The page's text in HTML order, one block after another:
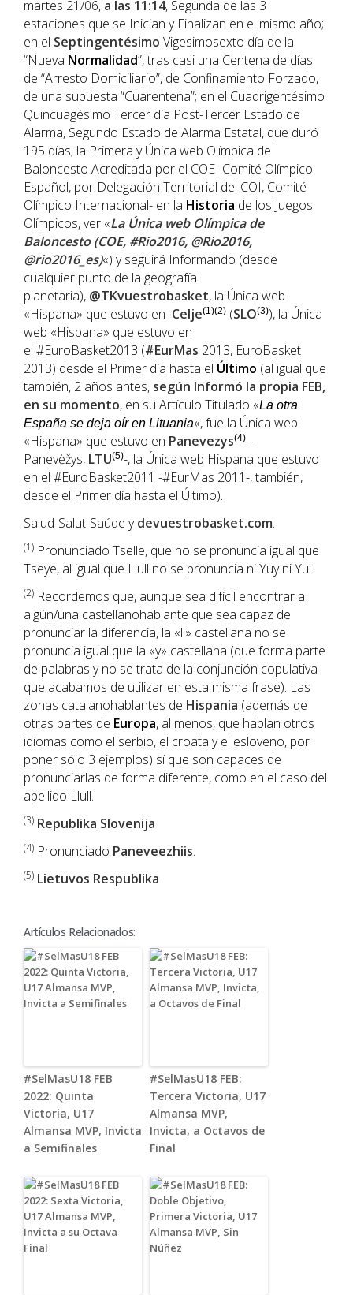
martes 21/06, a las 11:14, Segunda de las 3
estaciones que se Inician y Finalizan en el mismo año;
en el Septingentésimo Vigesimosexto día de la
“Nueva Normalidad”, tras casi una Centena de días
de “Arresto Domiciliario”, de Confinamiento Forzado,
de una supuesta “Cuarentena”; en el Cuadrigentésimo
Quincuagésimo Tercer día Post-Tercer Estado de
Alarma, Segundo Estado de Alarma Estatal, que duró
195 días; la Primera y Única web Olímpica de
Baloncesto Acreditada por el COE -Comité Olímpico
Español, por Delegación Territorial del COI, Comité
Olímpico Internacional- en la Historia de los Juegos
Olímpicos, ver «La Única web Olímpica de
Baloncesto (COE, #Rio2016, @Rio2016,
@rio2016_es)«) y seguirá Informando (desde
cualquier punto de la geografía
planetaria), @TKvuestrobasket, la Única web
«Hispana» que estuvo en Celje(1)(2) (SLO(3)), la Única
web «Hispana» que estuvo en
el #EuroBasket2013 (#EurMas 2013, EuroBasket
2013) desde el Primer día hasta el Último (al igual que
también, 2 años antes, según Informó la propia FEB,
en su momento, en su Artículo Titulado «La otra
España se deja oír en Lituania«, fue la Única web
«Hispana» que estuvo en Panevezys(4) -
Panevėžys, LTU(5)-, la Única web Hispana que estuvo
en el #EuroBasket2011 -#EurMas 2011-, también,
desde el Primer día hasta el Último).
Salud-Salut-Saúde ydevuestrobasket.com.
(1) Pronunciado Tselle, que no se pronuncia igual que
Tseye, al igual que Llull no se pronuncia ni Yuy ni Yul.
(2) Recordemos que, aunque sea difícil encontrar a
algún/una castellanohablante que sea capaz de
pronunciar la diferencia, la «ll» castellana no se
pronuncia igual que la «y» castellana (que forma parte
de palabras y no se trata de la conjunción copulativa
que acabamos de utilizar en esta misma frase). Las
zonas catalanohablantes de Hispania (además de
otras partes de Europa, al menos, que hablan otros
idiomas como el serbio, el croata y el esloveno, por
poner sólo 3 ejemplos) sí que son capaces de
pronunciarlas de forma diferente, como en el caso del
apellido Llull.
(3) Republika Slovenija
(4) Pronunciado Paneveezhiis.
(5) Lietuvos Respublika
Artículos Relacionados:
#SelMasU18 FEB
2022: Quinta
Victoria, U17
Almansa MVP, Invicta
a Semifinales
#SelMasU18 FEB:
Tercera Victoria, U17
Almansa MVP,
Invicta, a Octavos de
Final